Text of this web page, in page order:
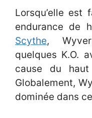
Lorsqu’elle
endurance de
Scythe,
quelques K.O.
cause du
Globalement,
dominée dans